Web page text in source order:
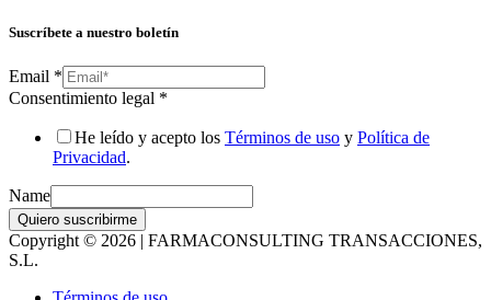
Suscríbete a nuestro boletín
Email *
Consentimiento legal *
He leído y acepto los Términos de uso y Política de
Privacidad.
Name
Quiero suscribirme
Copyright © 2026 | FARMACONSULTING TRANSACCIONES,
S.L.